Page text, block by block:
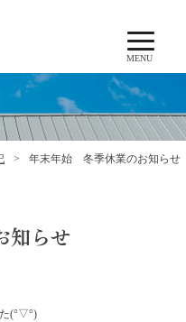
MENU
年末年始 冬季休業のお知らせ
知らせ
(°▽°)